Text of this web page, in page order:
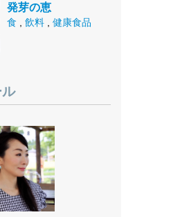
発芽の恵
食 飲料 健康食品